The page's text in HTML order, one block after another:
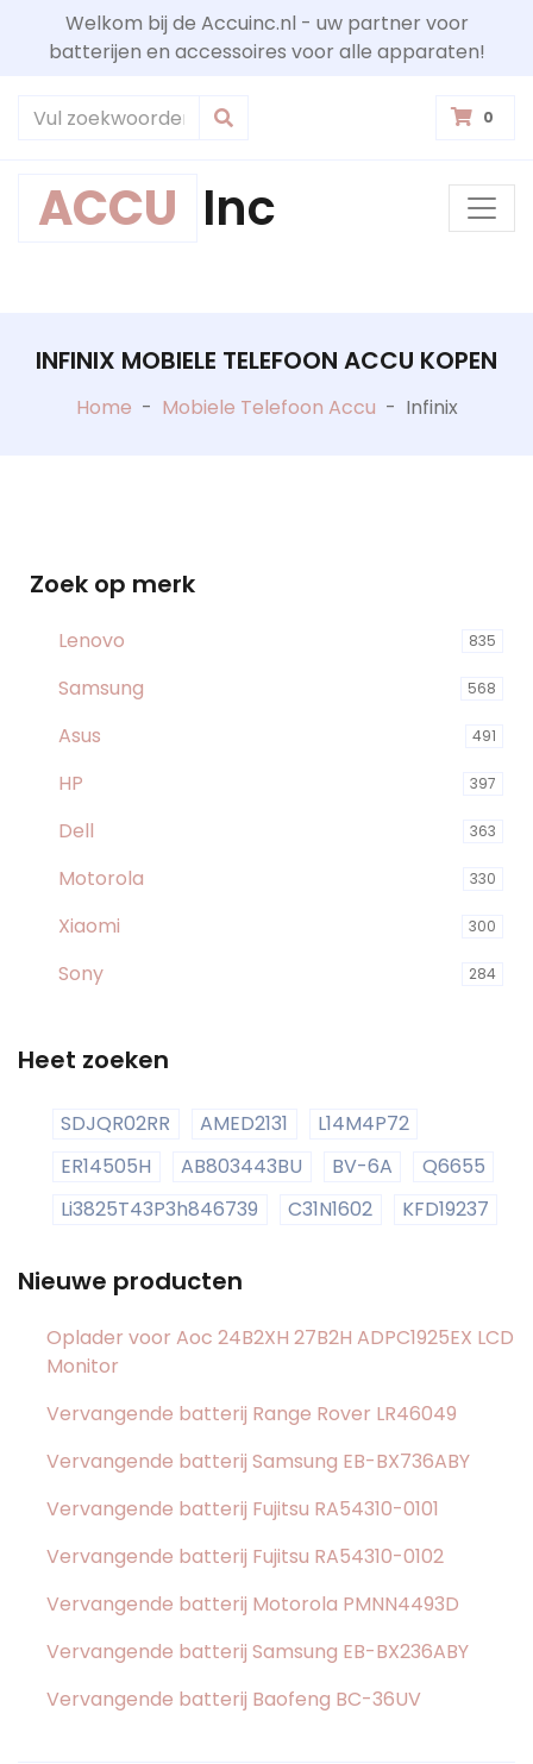
Welkom bij de Accuinc.nl - uw partner voor
batterijen en accessoires voor alle apparaten!
0
ACCU Inc
INFINIX MOBIELE TELEFOON ACCU KOPEN
Home - Mobiele Telefoon Accu - Infinix
Zoek op merk
Lenovo 835
Samsung 568
Asus 491
HP 397
Dell 363
Motorola 330
Xiaomi 300
Sony 284
Heet zoeken
SDJQR02RR AMED2131
L14M4P72
ER14505H
AB803443BU BV-6A
Q6655
Li3825T43P3h846739
C31N1602 KFD19237
Nieuwe producten
Oplader voor Aoc 24B2XH 27B2H ADPC1925EX LCD
Monitor
Vervangende batterij Range Rover LR46049
Vervangende batterij Samsung EB-BX736ABY
Vervangende batterij Fujitsu RA54310-0101
Vervangende batterij Fujitsu RA54310-0102
Vervangende batterij Motorola PMNN4493D
Vervangende batterij Samsung EB-BX236ABY
Vervangende batterij Baofeng BC-36UV